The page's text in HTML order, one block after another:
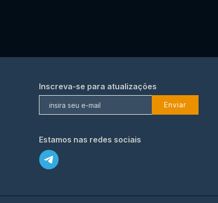
Inscreva-se para atualizações
Enviar
Estamos nas redes sociais